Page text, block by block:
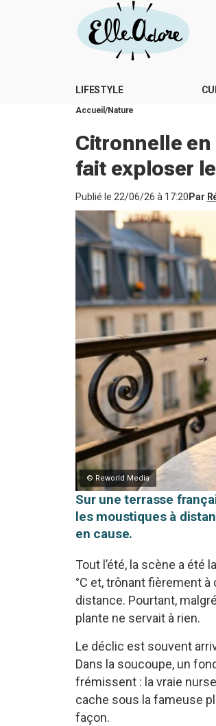
LIFESTYLE
Accueil Nature
Citronnelle en
fait exploser
Publié le 22/06/26 à 17:20 Par
© Reworld Media
Sur une terrasse
les moustiques à
en cause.
Tout l’été, la scène a été
°C et, trônant fièrement
distance. Pourtant,
plante ne servait à rien.
Le déclic est souvent
Dans la soucoupe, un
frémissent : la vraie
cache sous la fameuse
façon.